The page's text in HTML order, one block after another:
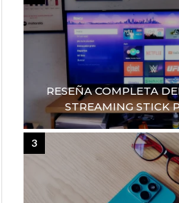
RESEÑA COMPLETA
STREAMING STICK
3